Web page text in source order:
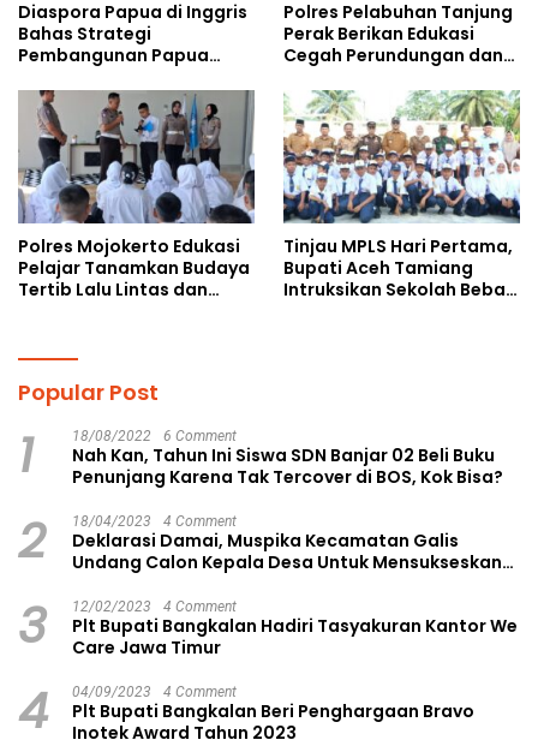
Diaspora Papua di Inggris
Bahas Strategi
Pembangunan Papua
Doktoral Internasional
Polres Pelabuhan Tanjung
Perak Berikan Edukasi
Cegah Perundungan dan
kepada Pelajar MPLS
Polres Mojokerto Edukasi
Pelajar Tanamkan Budaya
Tertib Lalu Lintas dan
Tinjau MPLS Hari Pertama,
Bupati Aceh Tamiang
Intruksikan Sekolah Bebas
Popular Post
1 18/08/2022 6 Comment
Nah Kan, Tahun Ini Siswa SDN Banjar 02 Beli Buku
Penunjang Karena Tak Tercover di BOS, Kok Bisa?
2 18/04/2023 4 Comment
Deklarasi Damai, Muspika Kecamatan Galis
Undang Calon Kepala Desa Untuk Mensukseskan
3 12/02/2023 4 Comment
Plt Bupati Bangkalan Hadiri Tasyakuran Kantor We
Care Jawa Timur
4 04/09/2023 4 Comment
Plt Bupati Bangkalan Beri Penghargaan Bravo
Inotek Award Tahun 2023